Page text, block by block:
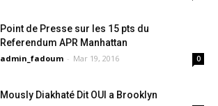
Point de Presse sur les 15 pts du
Referendum APR Manhattan
admin_fadoum - Mar 19, 2016 0
Mously Diakhaté Dit OUI a Brooklyn